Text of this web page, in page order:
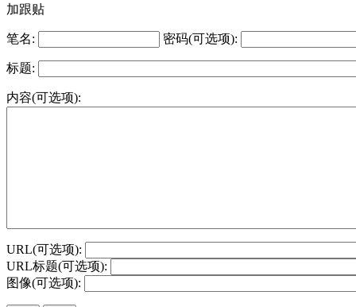
加跟贴
笔名: 密码(可选项):
标题:
内容(可选项):
URL(可选项):
URL标题(可选项):
图像(可选项):